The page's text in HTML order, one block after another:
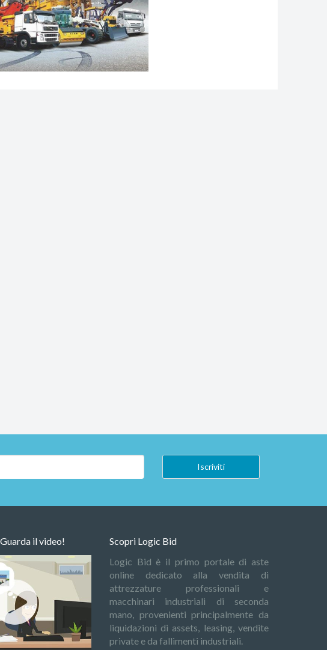
il video!
Scopri Logic Bid
Logic Bid è il primo portale di aste
online dedicato alla vendita di
attrezzature professionali e
macchinari industriali di seconda
mano, provenienti principalmente da
liquidazioni di assets, leasing, vendite
private e da fallimenti industriali.